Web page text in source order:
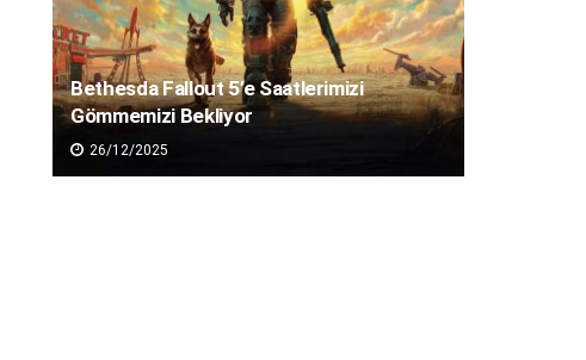
Bethesda Fallout 5’e Saatlerimizi
Gömmemizi Bekliyor
26/12/2025